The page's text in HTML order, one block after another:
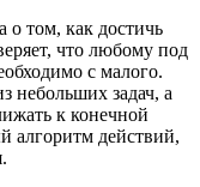
о том, как достичь
что любому под
с малого.
небольших задач, а
к конечной
алгоритм действий,